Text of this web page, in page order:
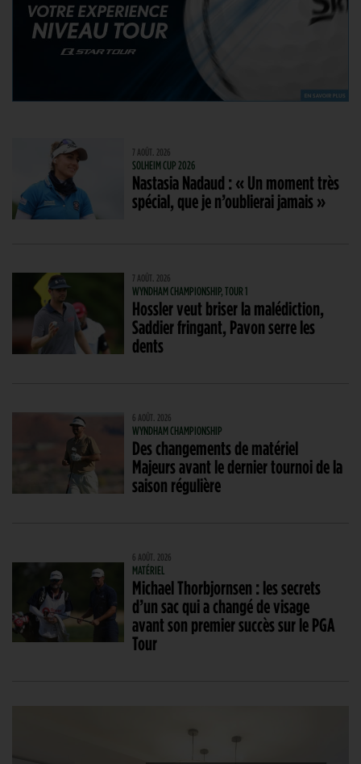
7 AOÛT. 2026
SOLHEIM CUP 2026
Nastasia Nadaud : « Un moment très
spécial, que je n’oublierai jamais »
7 AOÛT. 2026
WYNDHAM CHAMPIONSHIP, TOUR 1
Hossler veut briser la malédiction,
Saddier fringant, Pavon serre les
dents
6 AOÛT. 2026
WYNDHAM CHAMPIONSHIP
Des changements de matériel
Majeurs avant le dernier tournoi de la
saison régulière
6 AOÛT. 2026
MATÉRIEL
Michael Thorbjornsen : les secrets
d’un sac qui a changé de visage
avant son premier succès sur le PGA
Tour